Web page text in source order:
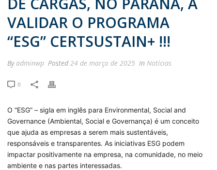
VALIDAR O PROGRAMA
“ESG” CERTSUSTAIN+ !!!
Byadminwp Posted 24 de março de 2025 In Notícias
0
O “ESG” – sigla em inglês para Environmental, Social and
Governance (Ambiental, Social e Governança) é um conceito
que ajuda as empresas a serem mais sustentáveis,
responsáveis e transparentes. As iniciativas ESG podem
impactar positivamente na empresa, na comunidade, no meio
ambiente e nas partes interessadas.